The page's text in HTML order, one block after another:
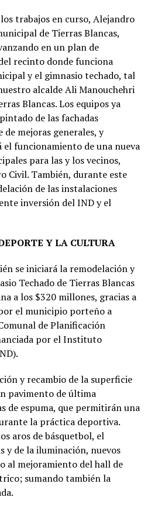
trabajos en curso, Alejandro
de Tierras Blancas,
en un plan de
recinto donde funciona
y el gimnasio techado, tal
alcalde Ali Manouchehri
Blancas. Los equipos ya
de las fachadas
de mejoras generales, y
funcionamiento de una nueva
para las y los vecinos,
Civil. También, durante este
de las instalaciones
inversión del IND y el
Y LA CULTURA
se iniciará la remodelación y
Techado de Tierras Blancas
a los $320 millones, gracias a
el municipio porteño a
de Planificación
por el Instituto
y recambio de la superficie
pavimento de última
de espuma, que permitirán una
la práctica deportiva.
aros de básquetbol, el
y de la iluminación, nuevos
al mejoramiento del hall de
sumando también la